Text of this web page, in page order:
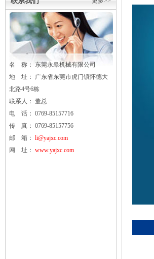
名 称： 东莞永皋机械有限公司
地 址： 广东省东莞市虎门镇怀德大
北路4号6栋
联系人： 董总
电 话： 0769-85157716
传 真： 0769-85157756
邮 箱： li@yajxc.com
网 址： www.yajxc.com